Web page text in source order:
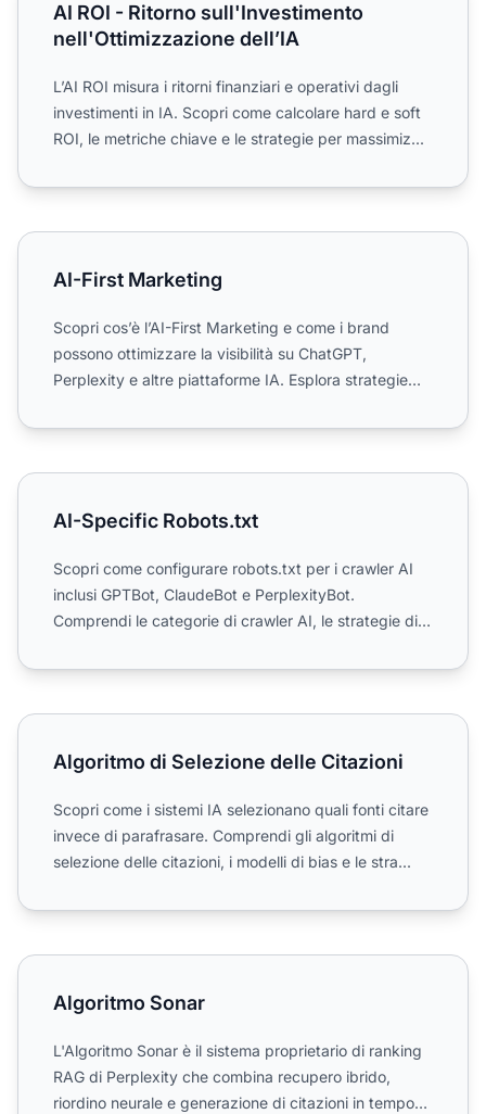
AI ROI - Ritorno sull'Investimento
nell'Ottimizzazione dell’IA
L’AI ROI misura i ritorni finanziari e operativi dagli
investimenti in IA. Scopri come calcolare hard e soft
ROI, le metriche chiave e le strategie per massimiz...
AI-First Marketing
AI-First Marketing
Scopri cos’è l’AI-First Marketing e come i brand
possono ottimizzare la visibilità su ChatGPT,
Perplexity e altre piattaforme IA. Esplora strategie
AI-Specific Robots.txt
AI-Specific Robots.txt
Scopri come configurare robots.txt per i crawler AI
inclusi GPTBot, ClaudeBot e PerplexityBot.
Comprendi le categorie di crawler AI, le strategie di
Algoritmo di Selezione delle Citazioni
Algoritmo di Selezione delle Citazioni
Scopri come i sistemi IA selezionano quali fonti citare
invece di parafrasare. Comprendi gli algoritmi di
selezione delle citazioni, i modelli di bias e le stra...
Algoritmo Sonar
Algoritmo Sonar
L'Algoritmo Sonar è il sistema proprietario di ranking
RAG di Perplexity che combina recupero ibrido,
riordino neurale e generazione di citazioni in tempo